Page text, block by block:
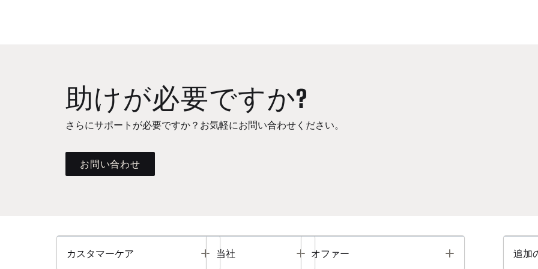
助けが必要ですか?
さらにサポートが必要ですか？お気軽にお問い合わせください。
お問い合わせ
カスタマーケア Toggle
当社 Toggle
オファー Toggle 追加